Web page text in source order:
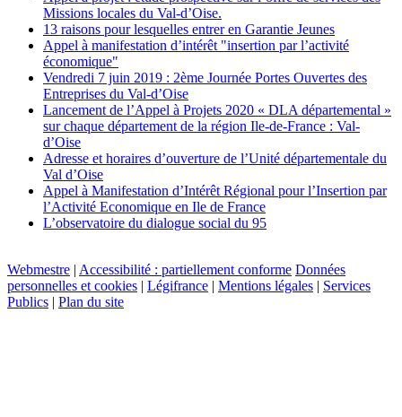
Missions locales du Val-d’Oise.
13 raisons pour lesquelles entrer en Garantie Jeunes
Appel à manifestation d’intérêt "insertion par l’activité
économique"
Vendredi 7 juin 2019 : 2ème Journée Portes Ouvertes des
Entreprises du Val-d’Oise
Lancement de l’Appel à Projets 2020 « DLA départemental »
sur chaque département de la région Ile-de-France : Val-
d’Oise
Adresse et horaires d’ouverture de l’Unité départementale du
Val d’Oise
Appel à Manifestation d’Intérêt Régional pour l’Insertion par
l’Activité Economique en Ile de France
L’observatoire du dialogue social du 95
Webmestre | Accessibilité : partiellement conforme Données
personnelles et cookies | Légifrance | Mentions légales | Services
Publics | Plan du site